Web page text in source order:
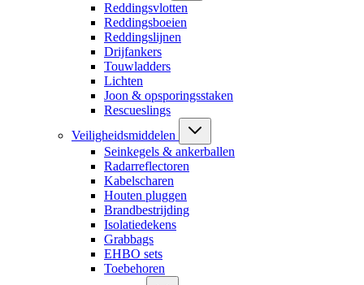
Reddingsvlotten
Reddingsboeien
Reddingslijnen
Drijfankers
Touwladders
Lichten
Joon & opsporingsstaken
Rescueslings
Veiligheidsmiddelen
Seinkegels & ankerballen
Radarreflectoren
Kabelscharen
Houten pluggen
Brandbestrijding
Isolatiedekens
Grabbags
EHBO sets
Toebehoren